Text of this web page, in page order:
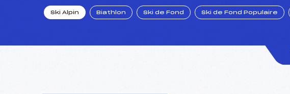
Ski Alpin Biathlon Ski de Fond Ski de Fond Populaire